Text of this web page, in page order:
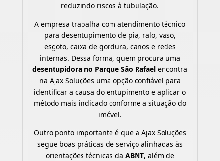
reduzindo riscos à tubulação.
A empresa trabalha com atendimento técnico
para desentupimento de pia, ralo, vaso,
esgoto, caixa de gordura, canos e redes
internas. Dessa forma, quem procura uma
desentupidora no Parque São Rafael encontra
na Ajax Soluções uma opção confiável para
identificar a causa do entupimento e aplicar o
método mais indicado conforme a situação do
imóvel.
Outro ponto importante é que a Ajax Soluções
segue boas práticas de serviço alinhadas às
orientações técnicas da ABNT, além de